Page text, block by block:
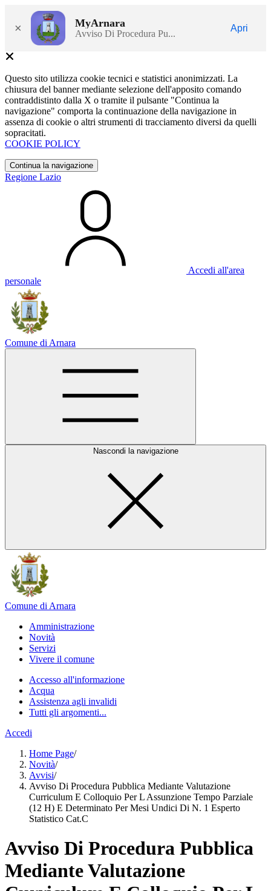
× MyArnara
Avviso Di Procedura Pu...
Apri
Questo sito utilizza cookie tecnici e statistici anonimizzati. La
chiusura del banner mediante selezione dell'apposito comando
contraddistinto dalla X o tramite il pulsante "Continua la
navigazione" comporta la continuazione della navigazione in
assenza di cookie o altri strumenti di tracciamento diversi da quelli
sopracitati.
COOKIE POLICY
Continua la navigazione
Regione Lazio
Accedi all'area
personale
Comune di Arnara
Nascondi la navigazione
Comune di Arnara
Amministrazione
Novità
Servizi
Vivere il comune
Accesso all'informazione
Acqua
Assistenza agli invalidi
Tutti gli argomenti...
Accedi
Home Page/
Novità/
Avvisi/
Avviso Di Procedura Pubblica Mediante Valutazione
Curriculum E Colloquio Per L Assunzione Tempo Parziale
(12 H) E Determinato Per Mesi Undici Di N. 1 Esperto
Statistico Cat.C
Avviso Di Procedura Pubblica
Mediante Valutazione